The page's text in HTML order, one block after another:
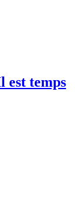
est temps